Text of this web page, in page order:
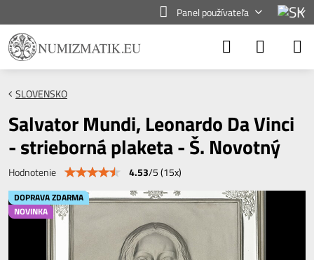
Panel používateľa
DOPRAVA ZDARMA
NOVINKA
SLOVENSKO
Salvator Mundi, Leonardo Da Vinci
- strieborná plaketa - Š. Novotný
Hodnotenie 4.53/5(15x)